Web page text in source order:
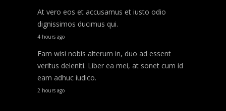
At vero eos et accusamus et iusto odio
dignissimos ducimus qui.
4 hours ago
Eam wisi nobis alterum in, duo ad essent
veritus deleniti. Liber ea mei, at sonet cum id
eam adhuc iudico.
2 hours ago